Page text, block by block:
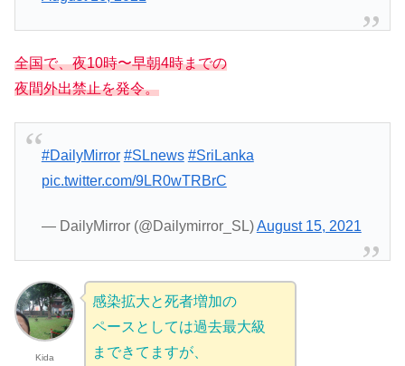
全国で、夜10時〜早朝4時までの
夜間外出禁止を発令。
#DailyMirror #SLnews #SriLanka
pic.twitter.com/9LR0wTRBrC
— DailyMirror (@Dailymirror_SL)August 15, 2021
Kida
感染拡大と死者増加の
ペースとしては過去最大級
まできてますが、